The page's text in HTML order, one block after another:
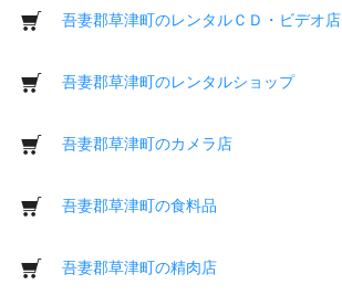
吾妻郡草津町のレンタルＣＤ・ビデオ店
吾妻郡草津町のレンタルショップ
吾妻郡草津町のカメラ店
吾妻郡草津町の食料品
吾妻郡草津町の精肉店